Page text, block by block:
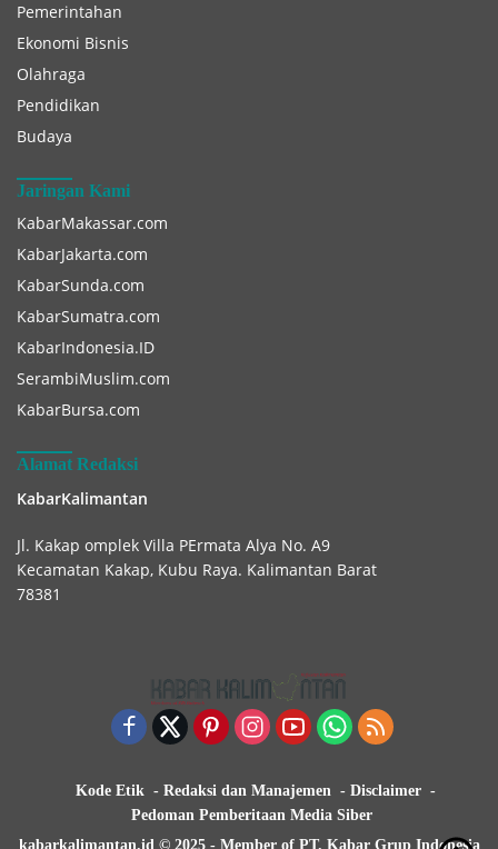
Pemerintahan
Ekonomi Bisnis
Olahraga
Pendidikan
Budaya
Jaringan Kami
KabarMakassar.com
KabarJakarta.com
KabarSunda.com
KabarSumatra.com
KabarIndonesia.ID
SerambiMuslim.com
KabarBursa.com
Alamat Redaksi
KabarKalimantan
Jl. Kakap omplek Villa PErmata Alya No. A9
Kecamatan Kakap, Kubu Raya. Kalimantan Barat
78381
Kode Etik Redaksi dan Manajemen
Disclaimer
Pedoman Pemberitaan Media Siber
kabarkalimantan.id © 2025 - Member of PT. Kabar Grup Indonesia